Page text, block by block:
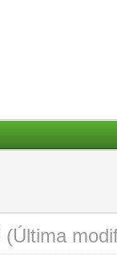
(Última